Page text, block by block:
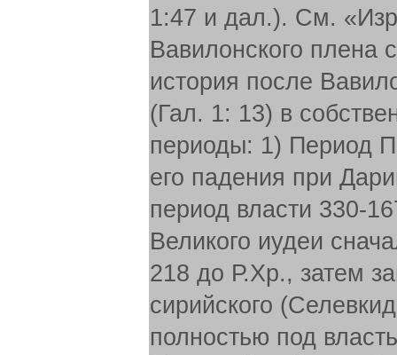
1:47 и дал.). См.
Вавилонского плена
история после
(Гал. 1: 13) в
периоды: 1) Период
его падения при
период власти 330-
Великого иудеи
218 до Р.Хр., затем
сирийского
полностью под